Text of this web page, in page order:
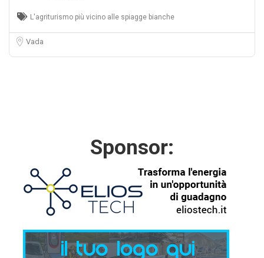
L'agriturismo più vicino alle spiagge bianche
Vada
Sponsor: